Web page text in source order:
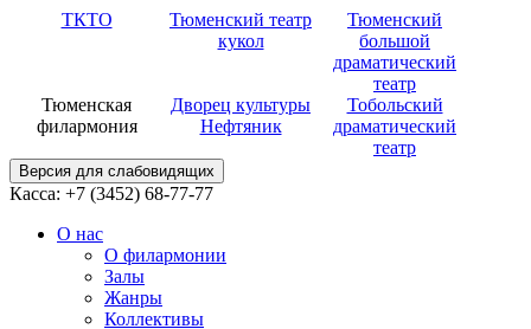
ТКТО
Тюменский театр
кукол
Тюменский
большой
драматический
театр
Тюменская
филармония
Дворец культуры
Нефтяник
Тобольский
драматический
театр
Версия для слабовидящих
Касса: +7 (3452) 68-77-77
О нас
О филармонии
Залы
Жанры
Коллективы